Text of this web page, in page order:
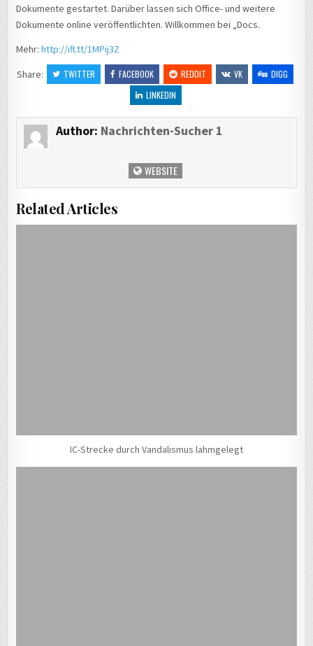
Dokumente gestartet. Darüber lassen sich Office- und weitere
Dokumente online veröffentlichten. Willkommen bei „Docs.
Mehr:http://ift.tt/1MPij3Z
Share:
TWITTER FACEBOOK REDDIT VK
DIGG
LINKEDIN
Author: Nachrichten-Sucher 1
WEBSITE
Related Articles
IC-Strecke durch Vandalismus lahmgelegt